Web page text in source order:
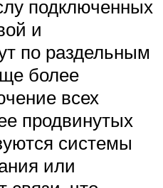
подключенных
и
по раздельным
более
всех
продвинутых
системы
или